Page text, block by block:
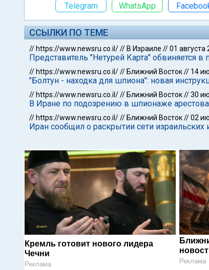
Telegram
WhatsApp
ССЫЛКИ ПО ТЕМЕ
// https://www.newsru.co.il/// В Израиле //01 августа
Представитель "Нетурей Карта" обвиняется
// https://www.newsru.co.il/// Ближний Восток// 14
"Болтун - находка для шпиона": новая
// https://www.newsru.co.il/// Ближний Восток//30
В Иране по подозрению в шпионаже
// https://www.newsru.co.il/// Ближний Восток//02
Иран сообщил о раскрытии сети израильских
Кремль готовит нового лидера
Чечни
Реклама Реклама